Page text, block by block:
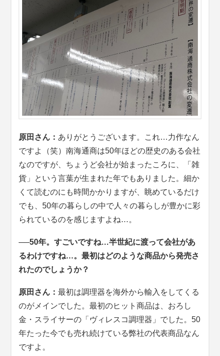
原田さん： ありがとうございます。これ…力作なん
ですよ（笑）南海通商は50年ほどの歴史のある会社
なのですが、ちょうど会社が始まったころに、「雑
貨」という言葉が生まれた年でもありました。細か
くて読むのにも時間かかりますが、眺めているだけ
でも、50年の暮らしの中で人々の暮らしが豊かに彩
られているのを感じますよね…。
──50年。すごいですね…半世紀に渡って会社があ
るわけですね…。最初はどのような商品から発売さ
れたのでしょうか？
原田さん：最初は調理器を海外から輸入をしてくる
のがメインでした。最初のヒット商品は、おろし
金・スライサーの「ヴィレスコ調理器」でした。50
年たった今でも売れ続けている弊社の代表商品なん
ですよ。